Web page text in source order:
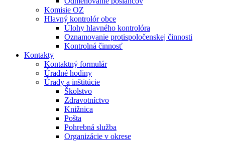
Komisie OZ
Hlavný kontrolór obce
Úlohy hlavného kontrolóra
Oznamovanie protispoločenskej činnosti
Kontrolná činnosť
Kontakty
Kontaktný formulár
Úradné hodiny
Úrady a inštitúcie
Školstvo
Zdravotníctvo
Knižnica
Pošta
Pohrebná služba
Organizácie v okrese